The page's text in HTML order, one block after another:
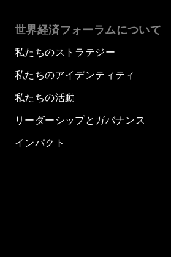
世界経済フォーラムについて
私たちのストラテジー
私たちのアイデンティティ
私たちの活動
リーダーシップとガバナンス
インパクト